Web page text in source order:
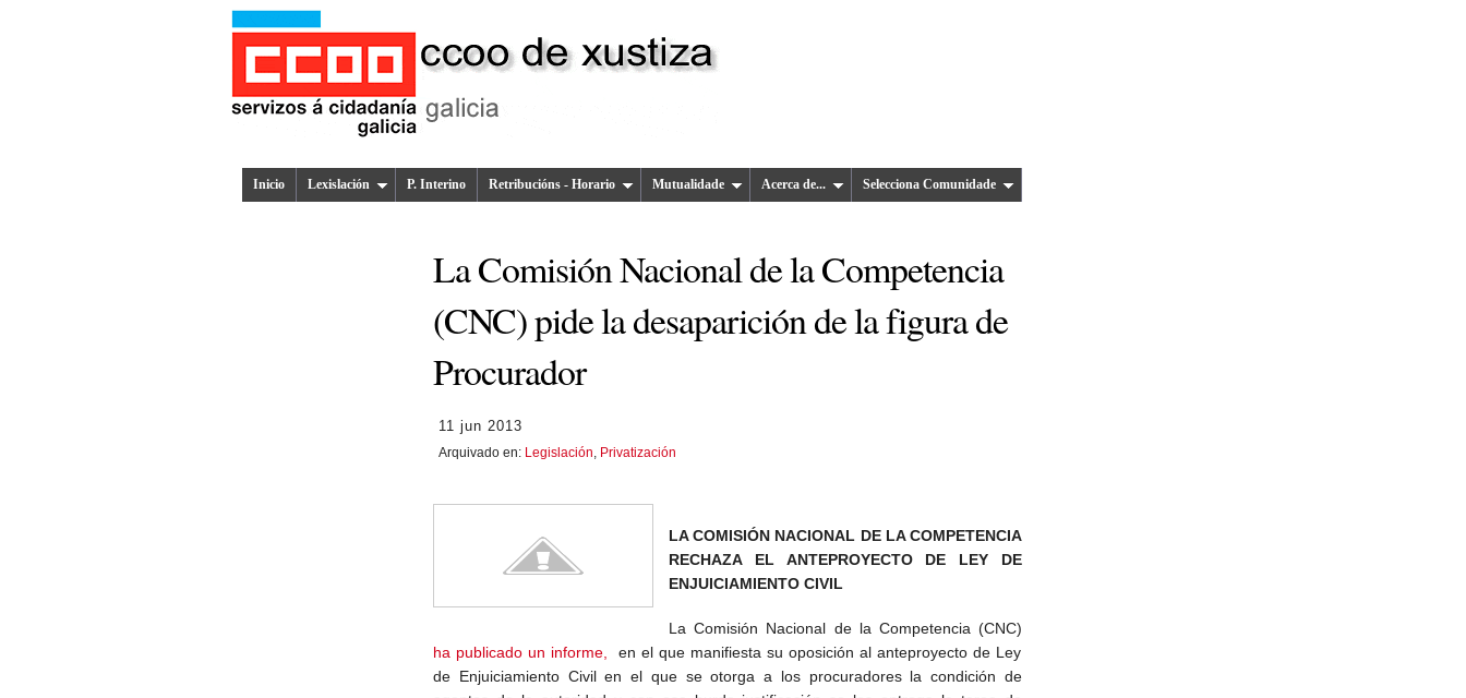
Inicio Lexislación P. Interino Retribucións - Horario Mutualidade Acerca de... Selecciona Comunidade
La Comisión Nacional de la Competencia
(CNC) pide la desaparición de la figura de
Procurador
11 jun 2013
Arquivado en: Legislación Privatización
LA COMISIÓN NACIONAL DE LA COMPETENCIA
RECHAZA EL ANTEPROYECTO DE LEY DE
ENJUICIAMIENTO CIVIL
La Comisión Nacional de la Competencia (CNC)
ha publicado un informe,
en el que manifiesta su oposición al anteproyecto de Ley
de Enjuiciamiento Civil en el que se otorga a los procuradores la condición de